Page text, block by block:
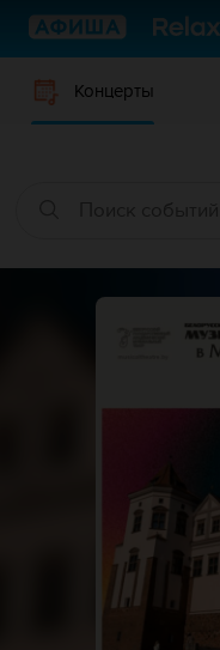
Концерты